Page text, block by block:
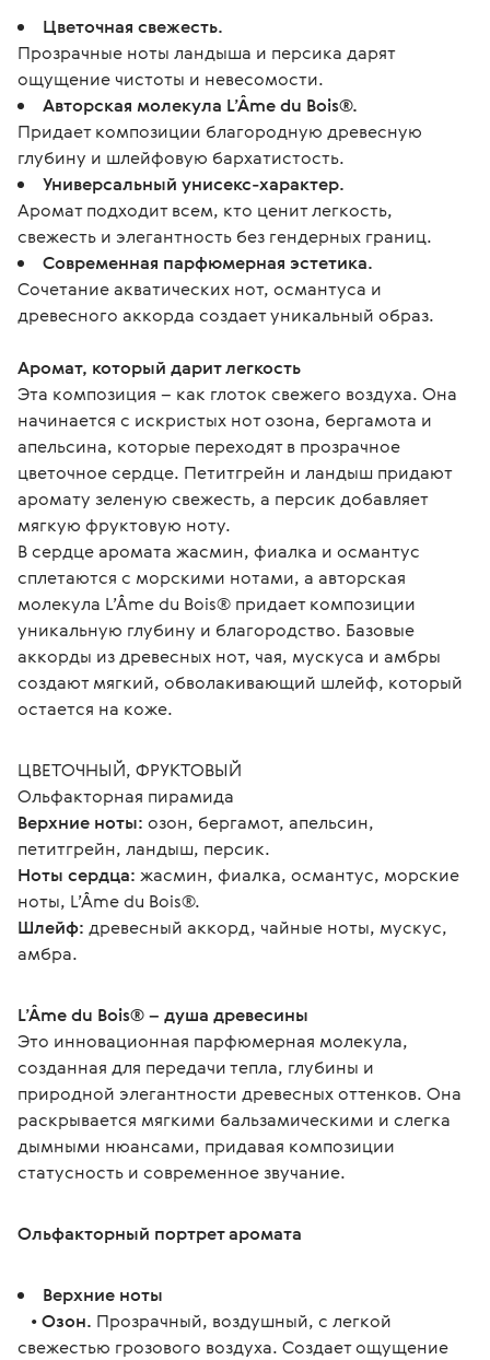
Цветочная свежесть.
Прозрачные ноты ландыша и персика дарят
ощущение чистоты и невесомости.
Авторская молекула L’Âme du Bois®.
Придает композиции благородную древесную
глубину и шлейфовую бархатистость.
Универсальный унисекс-характер.
Аромат подходит всем, кто ценит легкость,
свежесть и элегантность без гендерных границ.
Современная парфюмерная эстетика.
Сочетание акватических нот, османтуса и
древесного аккорда создает уникальный образ.
Аромат, который дарит легкость
Эта композиция – как глоток свежего воздуха. Она
начинается с искристых нот озона, бергамота и
апельсина, которые переходят в прозрачное
цветочное сердце. Петитгрейн и ландыш придают
аромату зеленую свежесть, а персик добавляет
мягкую фруктовую ноту.
В сердце аромата жасмин, фиалка и османтус
сплетаются с морскими нотами, а авторская
молекула L’Âme du Bois® придает композиции
уникальную глубину и благородство. Базовые
аккорды из древесных нот, чая, мускуса и амбры
создают мягкий, обволакивающий шлейф, который
остается на коже.
ЦВЕТОЧНЫЙ, ФРУКТОВЫЙ
Ольфакторная пирамида
Верхние ноты: озон, бергамот, апельсин,
петитгрейн, ландыш, персик.
Ноты сердца: жасмин, фиалка, османтус, морские
ноты, L’Âme du Bois®.
Шлейф: древесный аккорд, чайные ноты, мускус,
амбра.
L’Âme du Bois® – душа древесины
Это инновационная парфюмерная молекула,
созданная для передачи тепла, глубины и
природной элегантности древесных оттенков. Она
раскрывается мягкими бальзамическими и слегка
дымными нюансами, придавая композиции
статусность и современное звучание.
Ольфакторный портрет аромата
Верхние ноты
•Озон. Прозрачный, воздушный, с легкой
свежестью грозового воздуха. Создает ощущение